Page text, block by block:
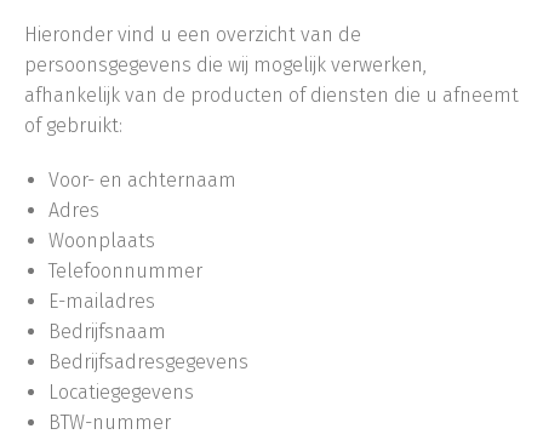
Hieronder vind u een overzicht van de
persoonsgegevens die wij mogelijk verwerken,
afhankelijk van de producten of diensten die u afneemt
of gebruikt:
Voor- en achternaam
Adres
Woonplaats
Telefoonnummer
E-mailadres
Bedrijfsnaam
Bedrijfsadresgegevens
Locatiegegevens
BTW-nummer